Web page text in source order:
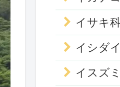
イサキ
イシダ
イスズ